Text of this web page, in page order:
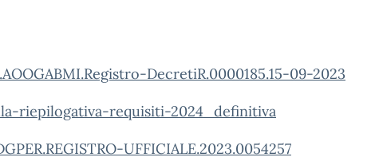
DecretiR.0000185.15-09-2023
riepilogativa-requisiti-2024_definitiva
UFFICIALE.2023.0054257